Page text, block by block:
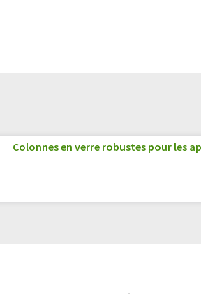
Colonnes en verre robustes pour les